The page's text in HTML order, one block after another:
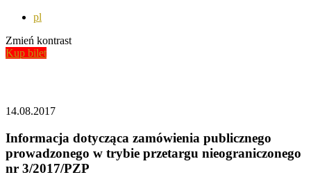
pl
Zmień kontrast
Kup bilet
14.08.2017
Informacja dotycząca zamówienia publicznego
prowadzonego w trybie przetargu nieograniczonego
nr 3/2017/PZP